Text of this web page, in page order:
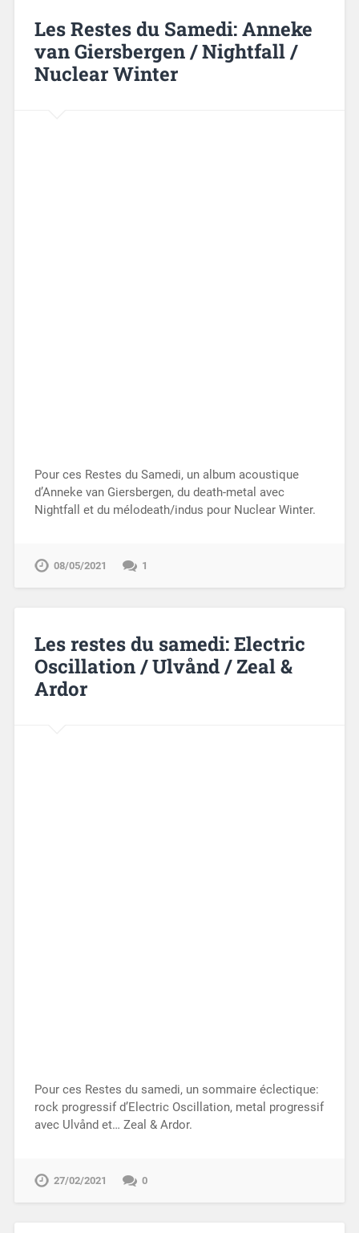
Les Restes du Samedi: Anneke
van Giersbergen / Nightfall /
Nuclear Winter
Pour ces Restes du Samedi, un album acoustique
d’Anneke van Giersbergen, du death-metal avec
Nightfall et du mélodeath/indus pour Nuclear Winter.
08/05/2021 1
Les restes du samedi: Electric
Oscillation / Ulvånd / Zeal &
Ardor
Pour ces Restes du samedi, un sommaire éclectique:
rock progressif d’Electric Oscillation, metal progressif
avec Ulvånd et… Zeal & Ardor.
27/02/2021 0